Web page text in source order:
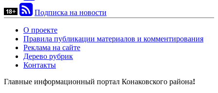
Подписка на новости
О проекте
Правила публикации материалов и комментирования
Реклама на сайте
Дерево рубрик
Контакты
Главные информационный портал Конаковского района!